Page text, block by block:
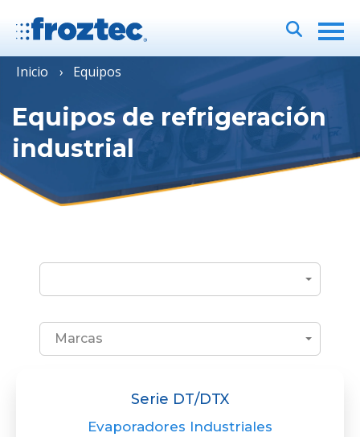
Inicio Equipos
Equipos de refrigeración
industrial
Marcas
Serie DT/DTX
Evaporadores Industriales